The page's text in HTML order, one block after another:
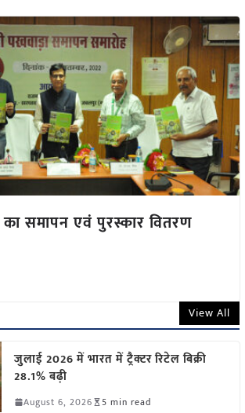
का समापन एवं पुरस्कार वितरण
View All
जुलाई 2026 में भारत में ट्रैक्टर रिटेल बिक्री
28.1% बढ़ी
August 6, 2026 5 min read